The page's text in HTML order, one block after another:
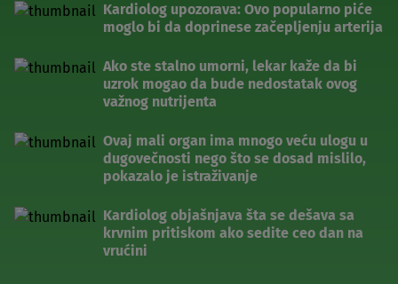
Kardiolog upozorava: Ovo popularno piće
moglo bi da doprinese začepljenju arterija
Ako ste stalno umorni, lekar kaže da bi
uzrok mogao da bude nedostatak ovog
važnog nutrijenta
Ovaj mali organ ima mnogo veću ulogu u
dugovečnosti nego što se dosad mislilo,
pokazalo je istraživanje
Kardiolog objašnjava šta se dešava sa
krvnim pritiskom ako sedite ceo dan na
vrućini